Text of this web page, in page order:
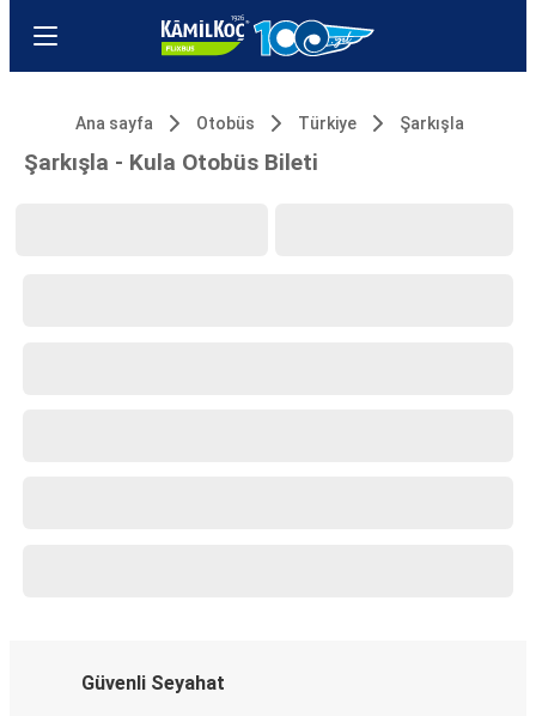
Ana sayfa Otobüs Türkiye Şarkışla
Şarkışla - Kula Otobüs Bileti
Güvenli Seyahat